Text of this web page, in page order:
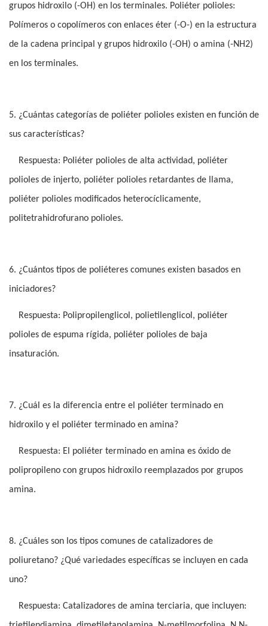
grupos hidroxilo (-OH) en los terminales. Poliéter polioles:
Polímeros o copolímeros con enlaces éter (-O-) en la estructura
de la cadena principal y grupos hidroxilo (-OH) o amina (-NH2)
en los terminales.
5. ¿Cuántas categorías de poliéter polioles existen en función de
sus características?
Respuesta: Poliéter polioles de alta actividad, poliéter
polioles de injerto, poliéter polioles retardantes de llama,
poliéter polioles modificados heterocíclicamente,
politetrahidrofurano polioles.
6. ¿Cuántos tipos de poliéteres comunes existen basados ​​en
iniciadores?
Respuesta: Polipropilenglicol, polietilenglicol, poliéter
polioles de espuma rígida, poliéter polioles de baja
insaturación.
7. ¿Cuál es la diferencia entre el poliéter terminado en
hidroxilo y el poliéter terminado en amina?
Respuesta: El poliéter terminado en amina es óxido de
polipropileno con grupos hidroxilo reemplazados por grupos
amina.
8. ¿Cuáles son los tipos comunes de catalizadores de
poliuretano? ¿Qué variedades específicas se incluyen en cada
uno?
Respuesta: Catalizadores de amina terciaria, que incluyen: